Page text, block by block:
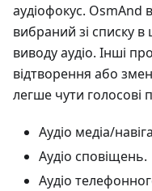
аудіофокус. OsmAnd
вибраний зі списку
виводу аудіо. Інші
відтворення або
легше чути голосові
Аудіо медіа/
Аудіо сповіщень.
Аудіо